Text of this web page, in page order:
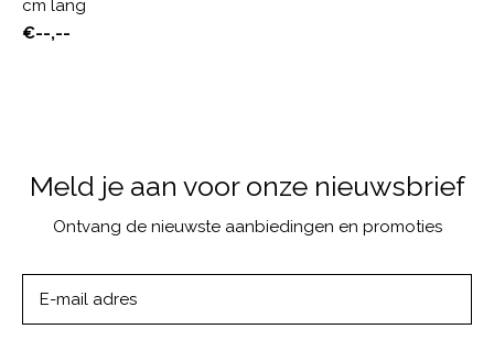
cm lang
€--,--
Meld je aan voor onze nieuwsbrief
Ontvang de nieuwste aanbiedingen en promoties